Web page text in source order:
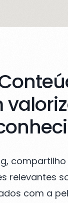
relevantes
com a